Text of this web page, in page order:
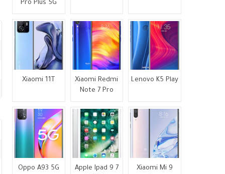
Pro Plus 5G
Xiaomi 11T
Xiaomi Redmi
Note 7 Pro
Lenovo K5 Play
Oppo A93 5G
Apple Ipad 9 7
Xiaomi Mi 9